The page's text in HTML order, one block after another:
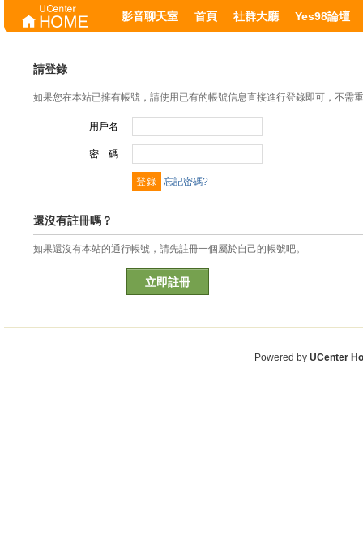
影音聊天室 首頁 社群大廳 Yes98論壇
請登錄
如果您在本站已擁有帳號，請使用已有的帳號信息直接進行登錄即可，不需
用戶名
密 碼
忘記密碼?
還沒有註冊嗎？
如果還沒有本站的通行帳號，請先註冊一個屬於自己的帳號吧。
立即註冊
Powered by UCenter